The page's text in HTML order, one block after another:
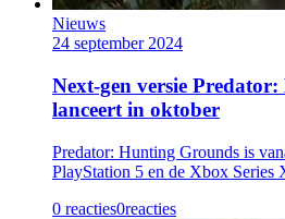
Nieuws
24 september 2024
Next-gen versie
lanceert in oktober
Predator: Hunting Grounds is
PlayStation 5 en de Xbox Series
0 reacties0reacties